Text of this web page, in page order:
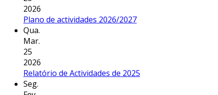
2026
Plano de actividades 2026/2027
Qua.
Mar.
25
2026
Relatório de Actividades de 2025
Seg.